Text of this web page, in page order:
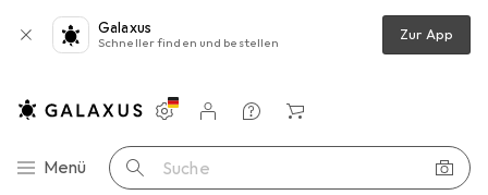
Galaxus
Schneller finden und bestellen Zur App
Navigation nach Kategorien
Menü Suche
Einstellungen
Kundenkonto
Vergleichslisten
Merklisten
Warenkorb